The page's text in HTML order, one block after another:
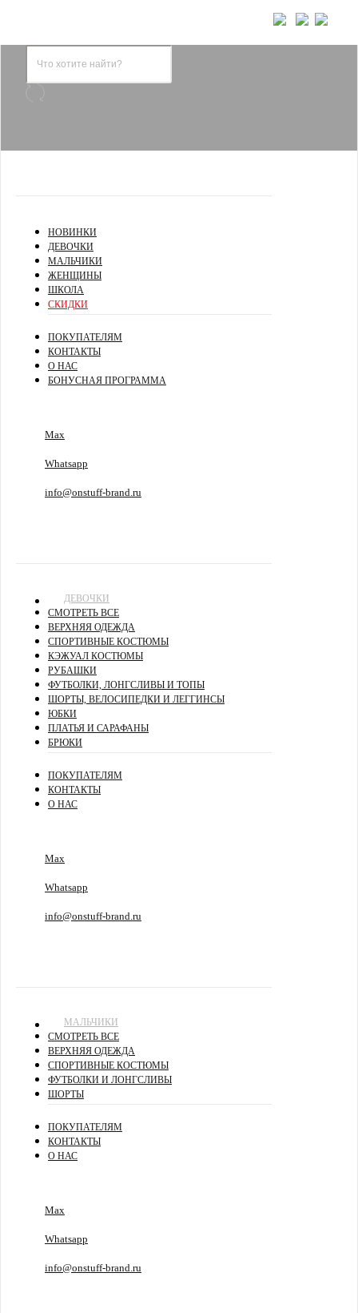
НОВИНКИ
ДЕВОЧКИ
МАЛЬЧИКИ
ЖЕНЩИНЫ
ШКОЛА
СКИДКИ
ПОКУПАТЕЛЯМ
КОНТАКТЫ
О НАС
БОНУСНАЯ ПРОГРАММА
Max
Whatsapp
info@onstuff-brand.ru
ДЕВОЧКИ
СМОТРЕТЬ ВСЕ
ВЕРХНЯЯ ОДЕЖДА
СПОРТИВНЫЕ КОСТЮМЫ
КЭЖУАЛ КОСТЮМЫ
РУБАШКИ
ФУТБОЛКИ, ЛОНГСЛИВЫ И ТОПЫ
ШОРТЫ, ВЕЛОСИПЕДКИ И ЛЕГГИНСЫ
ЮБКИ
ПЛАТЬЯ И САРАФАНЫ
БРЮКИ
ПОКУПАТЕЛЯМ
КОНТАКТЫ
О НАС
Max
Whatsapp
info@onstuff-brand.ru
МАЛЬЧИКИ
СМОТРЕТЬ ВСЕ
ВЕРХНЯЯ ОДЕЖДА
СПОРТИВНЫЕ КОСТЮМЫ
ФУТБОЛКИ И ЛОНГСЛИВЫ
ШОРТЫ
ПОКУПАТЕЛЯМ
КОНТАКТЫ
О НАС
Max
Whatsapp
info@onstuff-brand.ru